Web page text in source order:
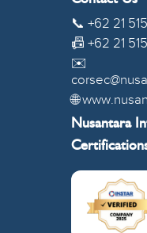
📞 +62 21
📠 +62 21
✉️
🌐
Nusantara